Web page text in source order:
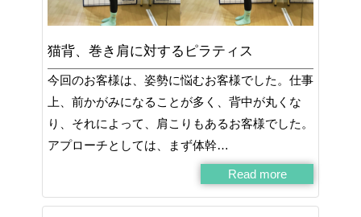
猫背、巻き肩に対するピラティス
今回のお客様は、姿勢に悩むお客様でした。仕事
上、前かがみになることが多く、背中が丸くな
り、それによって、肩こりもあるお客様でした。
アプローチとしては、まず体幹…
Read more